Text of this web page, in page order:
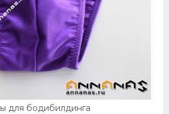
для бодибилдинга